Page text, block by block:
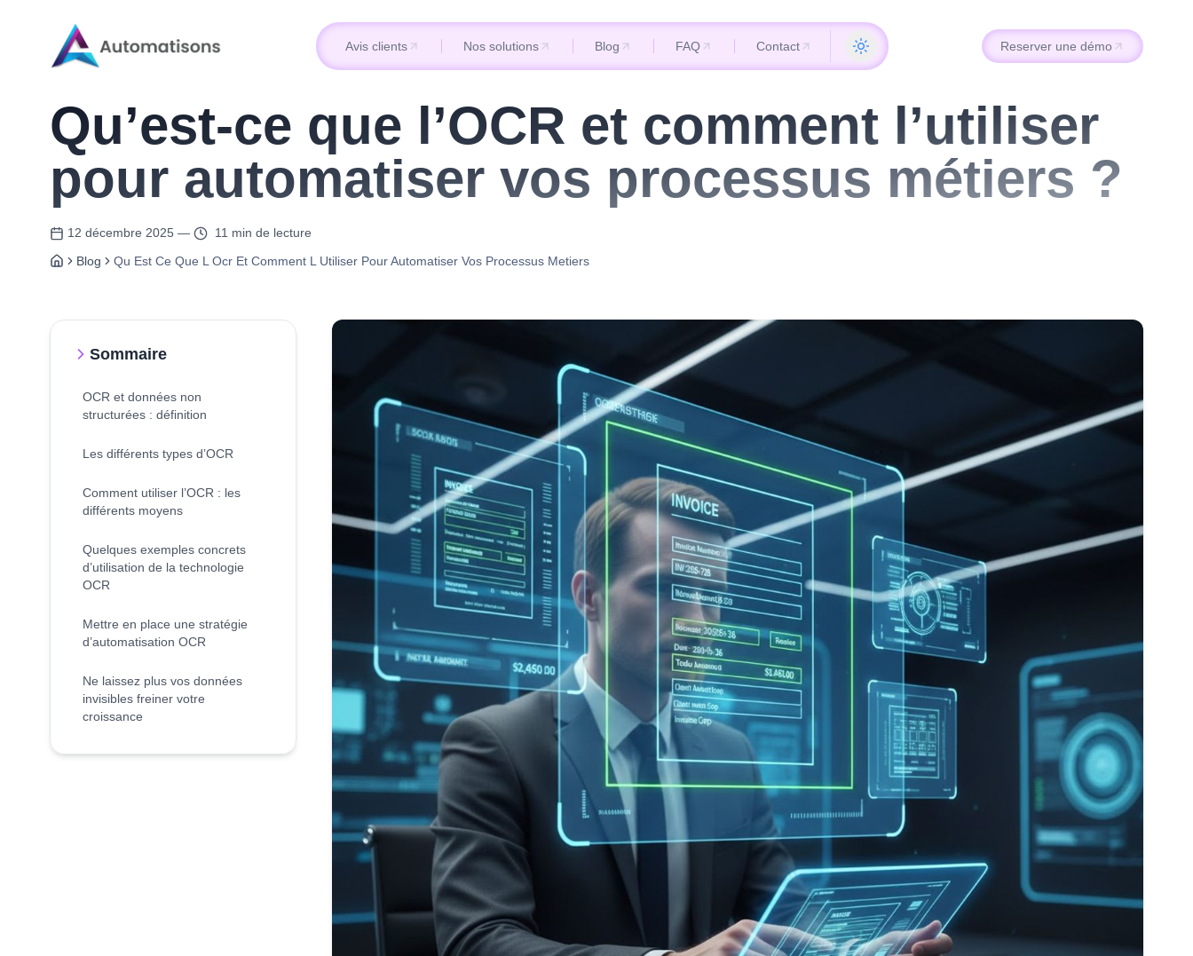
Avis clients
Nos solutions
Blog
FAQ
Contact
Reserver une démo
Reserver une démo
Qu’est-ce que l’OCR et comment l’utiliser
pour automatiser vos processus métiers ?
12 décembre 2025 —
11 min de lecture
Blog
Qu Est Ce Que L Ocr Et Comment L Utiliser Pour Automatiser Vos Processus Metiers
Sommaire
OCR et données non
structurées : définition
Les différents types d’OCR
Comment utiliser l’OCR : les
différents moyens
Quelques exemples concrets
d’utilisation de la technologie
OCR
Mettre en place une stratégie
d’automatisation OCR
Ne laissez plus vos données
invisibles freiner votre
croissance